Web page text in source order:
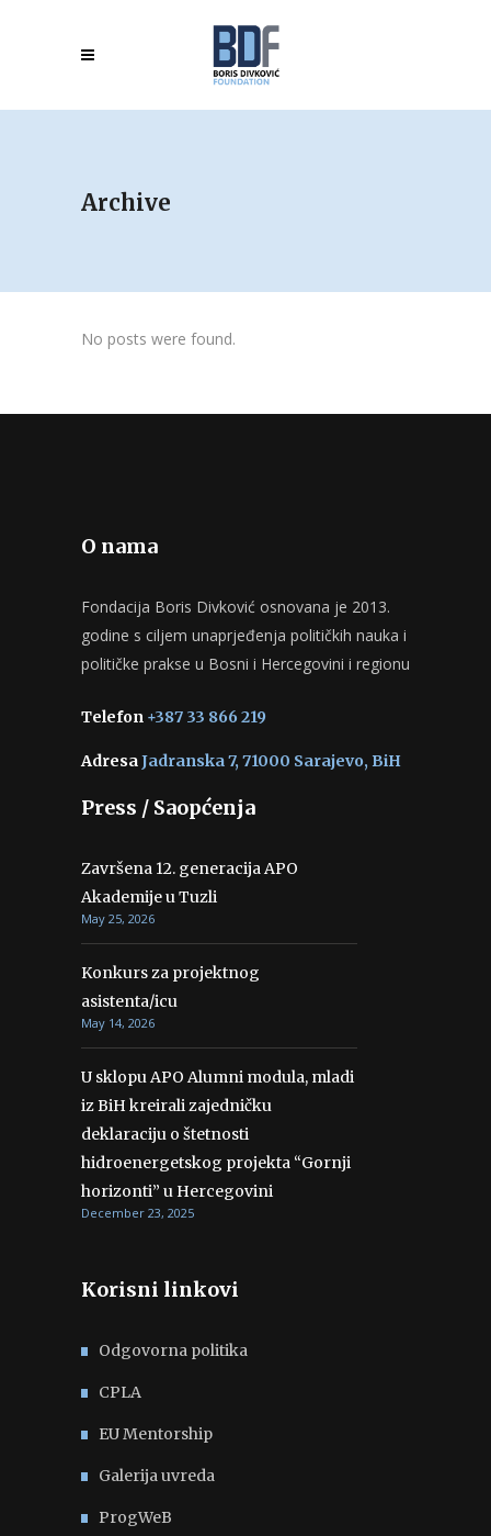
Archive
No posts were found.
O nama
Fondacija Boris Divković osnovana je 2013.
godine s ciljem unaprjeđenja političkih nauka i
političke prakse u Bosni i Hercegovini i regionu
Telefon +387 33 866 219
AdresaJadranska 7, 71000 Sarajevo, BiH
Press / Saopćenja
Završena 12. generacija APO
Akademije u Tuzli
May 25, 2026
Konkurs za projektnog
asistenta/icu
May 14, 2026
U sklopu APO Alumni modula, mladi
iz BiH kreirali zajedničku
deklaraciju o štetnosti
hidroenergetskog projekta “Gornji
horizonti” u Hercegovini
December 23, 2025
Korisni linkovi
Odgovorna politika
CPLA
EU Mentorship
Galerija uvreda
ProgWeB